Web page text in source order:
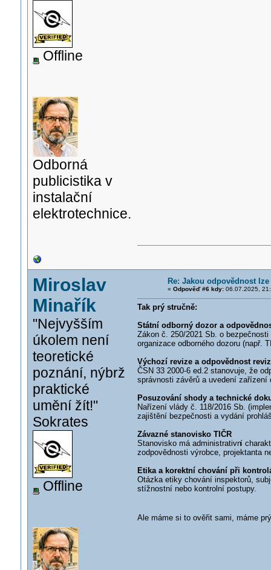
Offline
Odborná
publicistika v
instalační
elektrotechnice.
Miroslav
Minařík
"Nejvyšším
úkolem není
teoretické
poznání, nýbrž
praktické
umění žít!"
Sokrates
Offline
Re: Jakou odpovědnost
« Odpověď #6 kdy:06.07.2025,
Tak prý stručně:
Státní odborný dozor a
Zákon č. 250/2021 Sb. o
organizace odborného dozoru
Výchozí revize a odpovědnost
ČSN 33 2000-6 ed.2 stanovuje, že
správnosti závěrů a uvedení zařízení
Posuzování shody a technické
Nařízení vlády č. 118/2016 Sb.
zajištění bezpečnosti a vydání
Závazné stanovisko TIČR
Stanovisko má administrativní
zodpovědnosti výrobce, projektanta
Etika a korektní chování při
Otázka etiky chování inspektorů,
stížnostní nebo kontrolní postupy.
Ale máme si to ověřit sami, máme